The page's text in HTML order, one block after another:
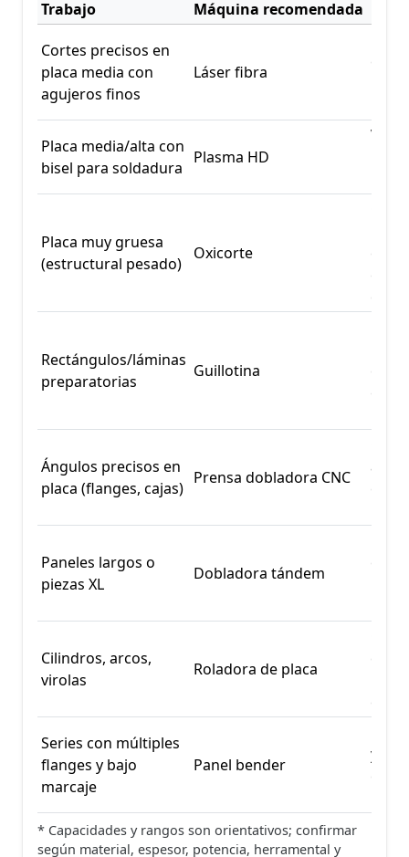
Trabajo Máquina recomendada
Cortes precisos en
placa media con
agujeros finos
Láser fibra
Placa media/alta con
bisel para soldadura
Plasma HD
Placa muy gruesa
(estructural pesado)
Oxicorte
costo
Rectángulos/láminas
preparatorias
Guillotina
en
Ángulos precisos en
placa (flanges, cajas)
Prensa dobladora CNC
Paneles largos o
piezas XL
Dobladora tándem
Cilindros, arcos,
virolas
Roladora de placa
Series con múltiples
flanges y bajo
marcaje
Panel bender
y
en
* Capacidades y rangos son orientativos; confirmar
según material, espesor, potencia, herramental y